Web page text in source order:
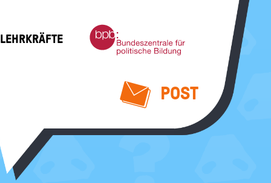
Bundeszentrale
für
politische
POST